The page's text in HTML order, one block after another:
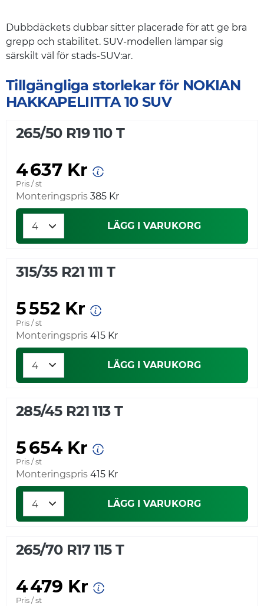
Dubbdäckets dubbar sitter placerade för att ge bra
grepp och stabilitet. SUV-modellen lämpar sig
särskilt väl för stads-SUV:ar.
Tillgängliga storlekar för NOKIAN
HAKKAPELIITTA 10 SUV
265/50 R19 110 T
4 637 Kr
Pris / st
Monteringspris 385 Kr
LÄGG I VARUKORG
315/35 R21 111 T
5 552 Kr
Pris / st
Monteringspris 415 Kr
LÄGG I VARUKORG
285/45 R21 113 T
5 654 Kr
Pris / st
Monteringspris 415 Kr
LÄGG I VARUKORG
265/70 R17 115 T
4 479 Kr
Pris / st